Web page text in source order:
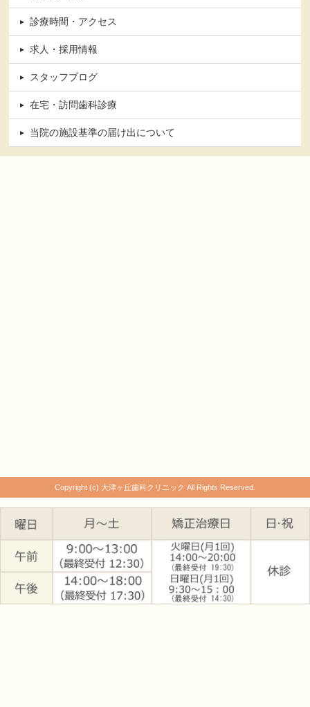
診療時間・アクセス
求人・採用情報
スタッフブログ
在宅・訪問歯科診療
当院の施設基準の届け出について
Copyright (c) 大津ヶ丘歯科クリニック All Rights Reserved.